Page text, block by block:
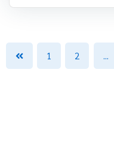
1 2 ...